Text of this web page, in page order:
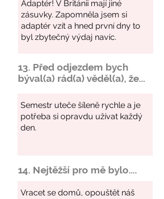
13. Před odjezdem bych
býval(a) rád(a) věděl(a), že...
14. Nejtěžší pro mě bylo....